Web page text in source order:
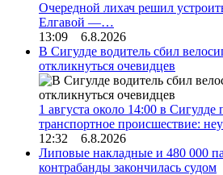
Очередной лихач решил
Елгавой —…
13:09 6.8.2026
В Сигулде водитель сбил
откликнуться очевидцев
1 августа около 14:00 в
транспортное происшествие:
12:32 6.8.2026
Липовые накладные и 480 000
контрабанды закончилась судом